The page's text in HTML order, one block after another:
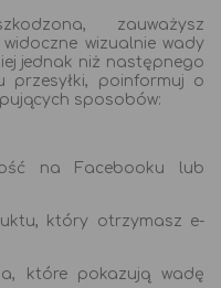
zauważysz
wizualnie wady
jednak niż następnego
poinformuj o
sposobów:
na Facebooku lub
który otrzymasz e-
które pokazują wadę